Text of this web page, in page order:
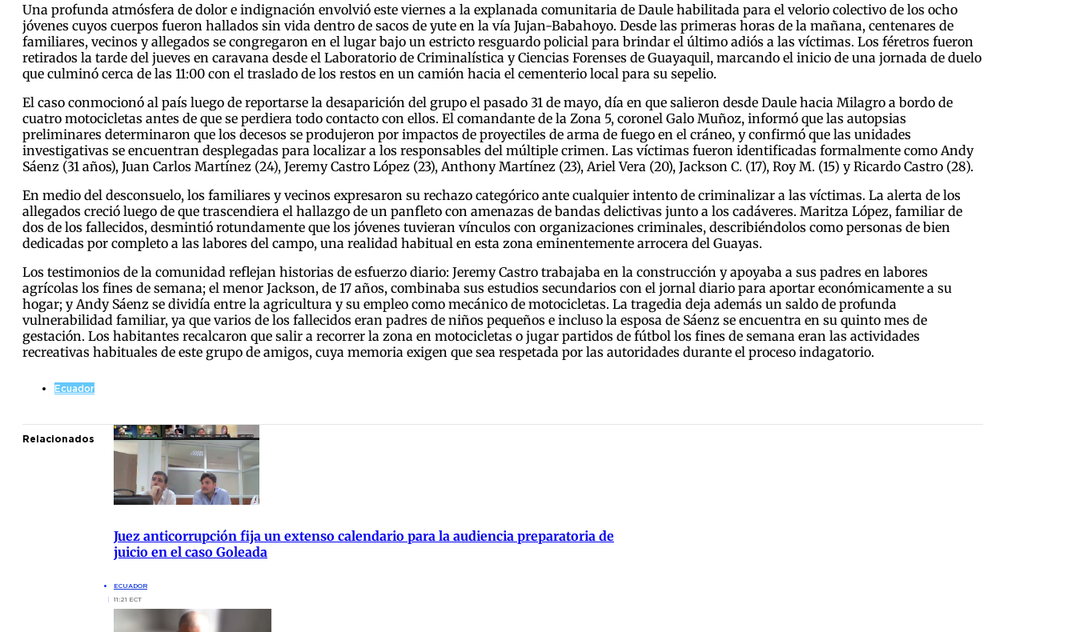
Una profunda atmósfera de dolor e indignación envolvió este viernes a la explanada comunitaria de Daule habilitada para el velorio colectivo de los ocho
jóvenes cuyos cuerpos fueron hallados sin vida dentro de sacos de yute en la vía Jujan-Babahoyo. Desde las primeras horas de la mañana, centenares de
familiares, vecinos y allegados se congregaron en el lugar bajo un estricto resguardo policial para brindar el último adiós a las víctimas. Los féretros fueron
retirados la tarde del jueves en caravana desde el Laboratorio de Criminalística y Ciencias Forenses de Guayaquil, marcando el inicio de una jornada de duelo
que culminó cerca de las 11:00 con el traslado de los restos en un camión hacia el cementerio local para su sepelio.
El caso conmocionó al país luego de reportarse la desaparición del grupo el pasado 31 de mayo, día en que salieron desde Daule hacia Milagro a bordo de
cuatro motocicletas antes de que se perdiera todo contacto con ellos. El comandante de la Zona 5, coronel Galo Muñoz, informó que las autopsias
preliminares determinaron que los decesos se produjeron por impactos de proyectiles de arma de fuego en el cráneo, y confirmó que las unidades
investigativas se encuentran desplegadas para localizar a los responsables del múltiple crimen. Las víctimas fueron identificadas formalmente como Andy
Sáenz (31 años), Juan Carlos Martínez (24), Jeremy Castro López (23), Anthony Martínez (23), Ariel Vera (20), Jackson C. (17), Roy M. (15) y Ricardo Castro (28).
En medio del desconsuelo, los familiares y vecinos expresaron su rechazo categórico ante cualquier intento de criminalizar a las víctimas. La alerta de los
allegados creció luego de que trascendiera el hallazgo de un panfleto con amenazas de bandas delictivas junto a los cadáveres. Maritza López, familiar de
dos de los fallecidos, desmintió rotundamente que los jóvenes tuvieran vínculos con organizaciones criminales, describiéndolos como personas de bien
dedicadas por completo a las labores del campo, una realidad habitual en esta zona eminentemente arrocera del Guayas.
Los testimonios de la comunidad reflejan historias de esfuerzo diario: Jeremy Castro trabajaba en la construcción y apoyaba a sus padres en labores
agrícolas los fines de semana; el menor Jackson, de 17 años, combinaba sus estudios secundarios con el jornal diario para aportar económicamente a su
hogar; y Andy Sáenz se dividía entre la agricultura y su empleo como mecánico de motocicletas. La tragedia deja además un saldo de profunda
vulnerabilidad familiar, ya que varios de los fallecidos eran padres de niños pequeños e incluso la esposa de Sáenz se encuentra en su quinto mes de
gestación. Los habitantes recalcaron que salir a recorrer la zona en motocicletas o jugar partidos de fútbol los fines de semana eran las actividades
recreativas habituales de este grupo de amigos, cuya memoria exigen que sea respetada por las autoridades durante el proceso indagatorio.
Ecuador
Relacionados
Juez anticorrupción fija un extenso calendario para la audiencia preparatoria de
juicio en el caso Goleada
ECUADOR
11:21 ECT